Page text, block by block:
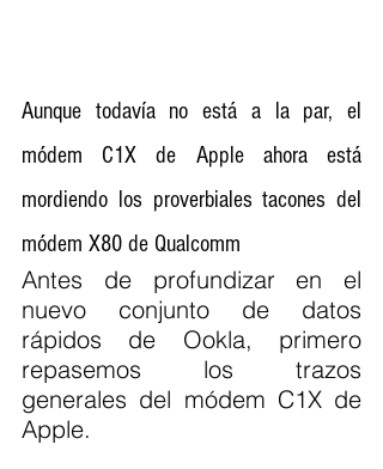
Aunque todavía no está a la par, el
módem C1X de Apple ahora está
mordiendo los proverbiales tacones del
módem X80 de Qualcomm
Antes de profundizar en el
nuevo conjunto de datos
rápidos de Ookla, primero
repasemos los trazos
generales del módem C1X de
Apple.